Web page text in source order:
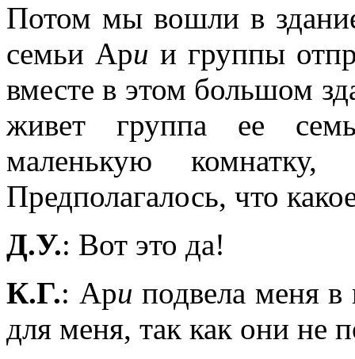
Потом мы вошли в
семьи Ари и группы
вместе в этом большом
живет группа ее
маленькую
Предполагалось, что
Д.У.: Вот это да!
К.Г.: Ари подвела меня в
для меня, так как они не